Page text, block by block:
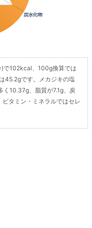
)で102kcal、100g換算では
45.2gです。メカジキの塩
く10.37g、脂質が7.1g、炭
タミン・ミネラルではセレ